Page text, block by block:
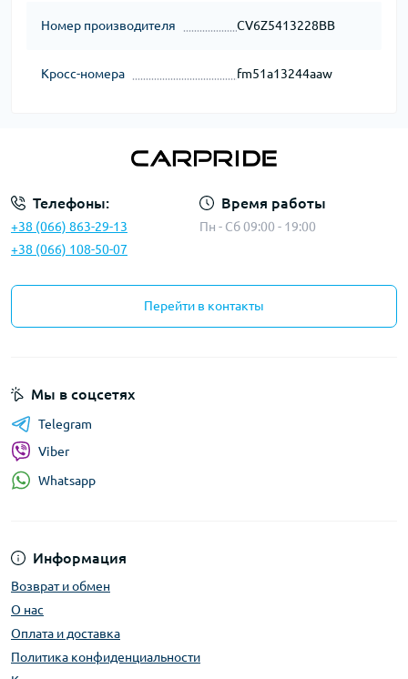
Номер производителя CV6Z5413228BB
Кросс-номера fm51a13244aaw
Телефоны:
+38 (066) 863-29-13
+38 (066) 108-50-07
Время работы
Пн - Сб 09:00 - 19:00
Перейти в контакты
Информация
Возврат и обмен
О нас
Оплата и доставка
Политика конфиденциальности
Мы в соцсетях
Telegram
Viber
Whatsapp